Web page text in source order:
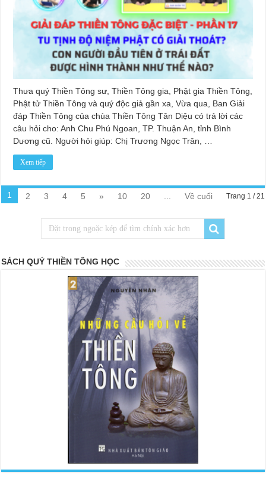
Thưa quý Thiền Tông sư, Thiền Tông gia, Phật gia Thiền Tông,
Phật tử Thiền Tông và quý độc giả gần xa, Vừa qua, Ban Giải
đáp Thiền Tông của chùa Thiền Tông Tân Diệu có trả lời các
câu hỏi cho: Anh Chu Phú Ngoan, TP. Thuận An, tỉnh Bình
Dương cũ. Người hỏi giúp: Chị Trương Ngọc Trân, …
Xem tiếp
Trang 1 / 21
1 2 3 4 5 » 10 20 ... Về cuối
SÁCH QUÝ THIỀN TÔNG HỌC